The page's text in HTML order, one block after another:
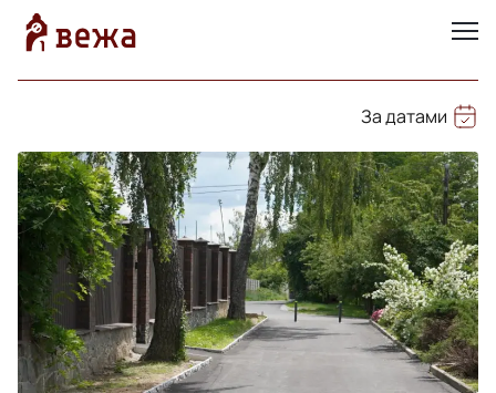
За датами